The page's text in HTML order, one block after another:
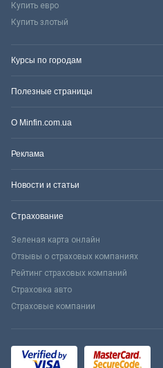
Купить евро
Купить злотый
Курсы по городам
Полезные страницы
О Minfin.com.ua
Реклама
Новости и статьи
Страхование
Зеленая карта онлайн
Отзывы о страховых компаниях
Рейтинг страховых компаний
Страховка авто
Страховые компании